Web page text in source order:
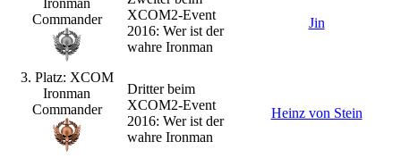
Commander
XCOM2-Event
2016: Wer ist der
wahre Ironman
Jin
3. Platz: XCOM
Ironman
Commander
Dritter beim
XCOM2-Event
2016: Wer ist der
wahre Ironman
Heinz von Stein